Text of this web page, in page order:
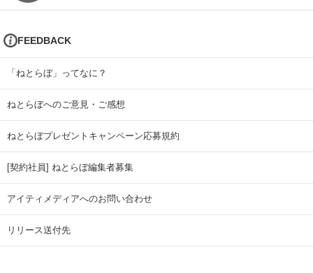
FEEDBACK
「ねとらぼ」ってなに？
ねとらぼへのご意見・ご感想
ねとらぼプレゼントキャンペーン応募規約
[契約社員] ねとらぼ編集者募集
アイティメディアへのお問い合わせ
リリース送付先